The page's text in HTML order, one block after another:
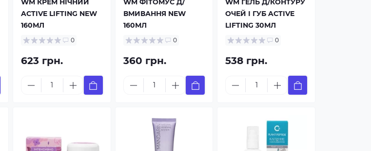
WM КРЕМ НІЧНИЙ
ACTIVE LIFTING NEW
160МЛ
0
623 грн.
WM ФІТОМУС Д/
ВМИВАННЯ NEW
160МЛ
0
360 грн.
WM ГЕЛЬ Д/КОНТУРУ
ОЧЕЙ І ГУБ ACTIVE
LIFTING 30МЛ
0
538 грн.